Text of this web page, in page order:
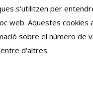
s'utilitzen per
web. Aquestes cookies
sobre el número de
d'altres.